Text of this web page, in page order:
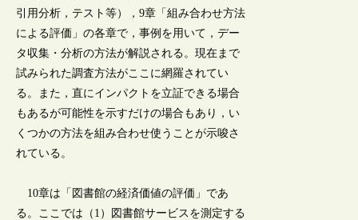
引用分析，テスト等），9章「組み合わせ方法
による評価」の各章で，事例を用いて，デー
タ収集・分析の方法が解説される。現在まで
試みられた調査方法がここに網羅されてい
る。また，直にインパクトを立証できる場合
もあるが可能性を示すだけの場合もあり，い
くつかの方法を組み合わせ使うことが示唆さ
れている。
10章は「図書館の経済価値の評価」であ
る。ここでは（1）図書館サービスを測定する